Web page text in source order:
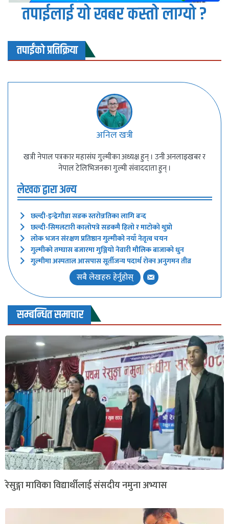
तपाईलाई यो खबर कस्तो लाग्यो ?
तपाईंको प्रतिक्रिया
अनिल खत्री
खत्री नेपाल पत्रकार महासंघ गुल्मीका अध्यक्ष हुन् । उनी अनलाइखबर र
नेपाल टेलिभिजनका गुल्मी संवाददाता हुन् ।
लेखक द्वारा अन्य
छल्दी-इन्द्रेगौडा सडक स्तरोन्नतिका लागि बन्द
छल्दी-सिमलटारी कालोपत्रे सडकमै हिलो र माटोको थुप्रो
लोक भजन संरक्षण प्रतिष्ठान गुल्मीको नयाँ नेतृत्व चयन
गुल्मीको तम्घास बजारमा गुञ्जियो नेवारी मौलिक बाजाको धुन
गुल्मीमा अस्पताल आसपास सूर्तीजन्य पदार्थ रोक्न अनुगमन तीव्र
सबै लेखहरु हेर्नुहोस्
सम्बन्धित समाचार
रेसुङ्गा माविका विद्यार्थीलाई संसदीय नमुना अभ्यास